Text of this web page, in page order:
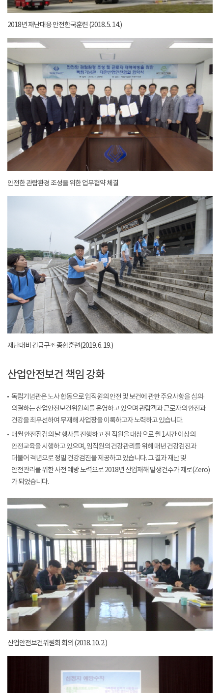
2018년 재난대응 안전한국훈련 (2018. 5. 14.)
안전한 관람환경 조성을 위한 업무협약 체결
재난대비 긴급구조 종합훈련(2019. 6. 19.)
산업안전보건 책임 강화
독립기념관은 노사 합동으로 임직원의 안전 및 보건에 관한 주요사항을 심의·
의결하는 산업안전보건위원회를 운영하고 있으며 관람객과 근로자의 안전과
건강을 최우선하여 무재해 사업장을 이룩하고자 노력하고 있습니다.
매월 안전점검의 날 행사를 진행하고 전 직원을 대상으로 월 1시간 이상의
안전교육을 시행하고 있으며, 임직원의 건강관리를 위해 매년 건강검진과
더불어 격년으로 정밀 건강검진을 제공하고 있습니다. 그 결과 재난 및
안전관리를 위한 사전 예방 노력으로 2018년 산업재해 발생건수가 제로(Zero)
가 되었습니다.
산업안전보건위원회 회의 (2018. 10. 2.)